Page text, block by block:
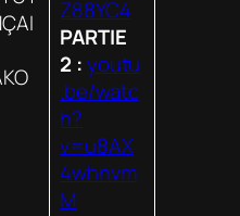
Z88YC4
PARTIE
2 :youtu
.be/watc
h?
v=u8AX
4whnvm
M